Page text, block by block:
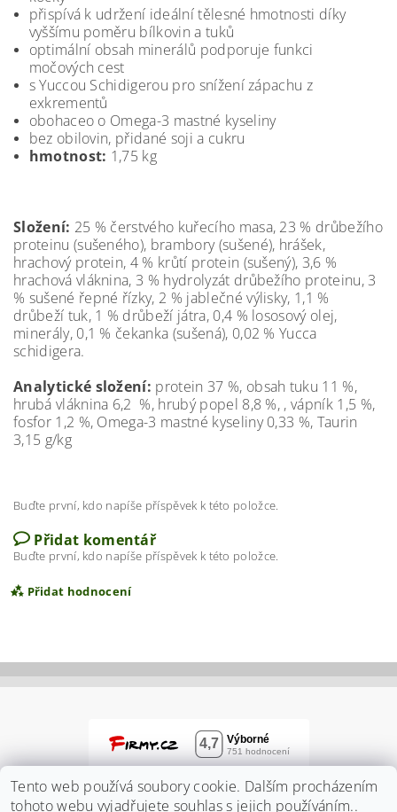
přispívá k udržení ideální tělesné hmotnosti díky
vyššímu poměru bílkovin a tuků
optimální obsah minerálů podporuje funkci
močových cest
s Yuccou Schidigerou pro snížení zápachu z
exkrementů
obohaceo o Omega-3 mastné kyseliny
bez obilovin, přidané soji a cukru
hmotnost: 1,75 kg
Složení: 25 % čerstvého kuřecího masa, 23 % drůbežího
proteinu (sušeného), brambory (sušené), hrášek,
hrachový protein, 4 % krůtí protein (sušený), 3,6 %
hrachová vláknina, 3 % hydrolyzát drůbežího proteinu, 3
% sušené řepné řízky, 2 % jablečné výlisky, 1,1 %
drůbeží tuk, 1 % drůbeží játra, 0,4 % lososový olej,
minerály, 0,1 % čekanka (sušená), 0,02 % Yucca
schidigera.
Analytické složení: protein 37 %, obsah tuku 11 %,
hrubá vláknina 6,2 %, hrubý popel 8,8 %, , vápník 1,5 %,
fosfor 1,2 %, Omega-3 mastné kyseliny 0,33 %, Taurin
3,15 g/kg
Buďte první, kdo napíše příspěvek k této položce.
Přidat komentář
Buďte první, kdo napíše příspěvek k této položce.
Přidat hodnocení
Tento web používá soubory cookie. Dalším procházením
tohoto webu vyjadřujete souhlas s jejich používáním..